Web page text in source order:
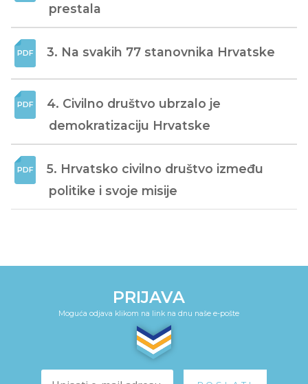
prestala
3. Na svakih 77 stanovnika Hrvatske
4. Civilno društvo ubrzalo je
demokratizaciju Hrvatske
5. Hrvatsko civilno društvo između
politike i svoje misije
PRIJAVA
Moguća odjava klikom na link na dnu naše e-pošte